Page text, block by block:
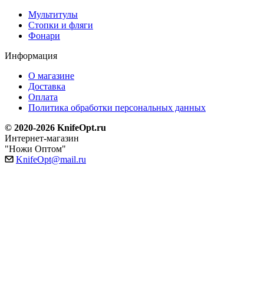
Мультитулы
Стопки и фляги
Фонари
Информация
О магазине
Доставка
Оплата
Политика обработки персональных данных
© 2020-2026 KnifeOpt.ru
Интернет-магазин
"Ножи Оптом"
KnifeOpt@mail.ru